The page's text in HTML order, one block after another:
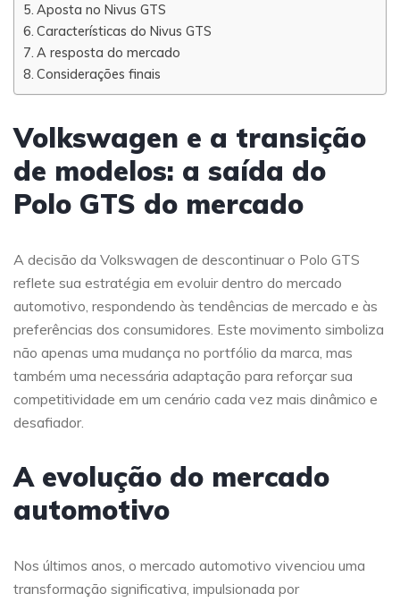
Aposta no Nivus GTS
Características do Nivus GTS
A resposta do mercado
Considerações finais
Volkswagen e a transição
de modelos: a saída do
Polo GTS do mercado
A decisão da Volkswagen de descontinuar o Polo GTS
reflete sua estratégia em evoluir dentro do mercado
automotivo, respondendo às tendências de mercado e às
preferências dos consumidores. Este movimento simboliza
não apenas uma mudança no portfólio da marca, mas
também uma necessária adaptação para reforçar sua
competitividade em um cenário cada vez mais dinâmico e
desafiador.
A evolução do mercado
automotivo
Nos últimos anos, o mercado automotivo vivenciou uma
transformação significativa, impulsionada por